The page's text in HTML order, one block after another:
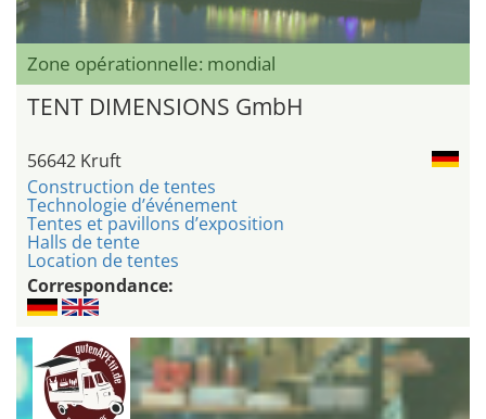
Zone opérationnelle: mondial
TENT DIMENSIONS GmbH
56642 Kruft
Construction de tentes
Technologie d’événement
Tentes et pavillons d’exposition
Halls de tente
Location de tentes
Correspondance: